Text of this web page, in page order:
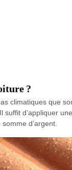
?
climatiques que
suffit d’appliquer
d’argent.